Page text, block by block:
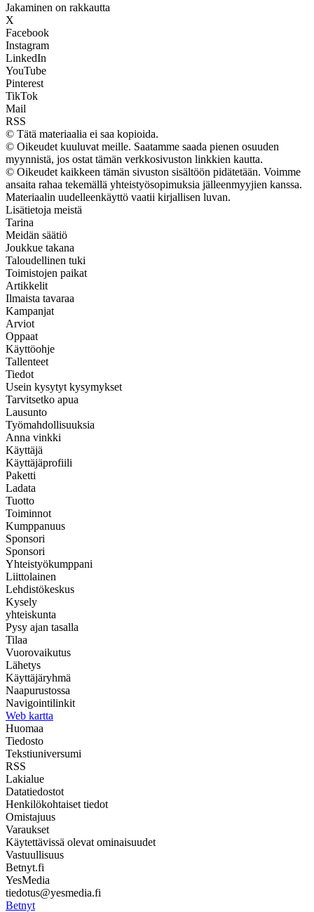
Jakaminen on rakkautta
X
Facebook
Instagram
LinkedIn
YouTube
Pinterest
TikTok
Mail
RSS
© Tätä materiaalia ei saa kopioida.
© Oikeudet kuuluvat meille. Saatamme saada pienen osuuden
myynnistä, jos ostat tämän verkkosivuston linkkien kautta.
© Oikeudet kaikkeen tämän sivuston sisältöön pidätetään. Voimme
ansaita rahaa tekemällä yhteistyösopimuksia jälleenmyyjien kanssa.
Materiaalin uudelleenkäyttö vaatii kirjallisen luvan.
Lisätietoja meistä
Tarina
Meidän säätiö
Joukkue takana
Taloudellinen tuki
Toimistojen paikat
Artikkelit
Ilmaista tavaraa
Kampanjat
Arviot
Oppaat
Käyttöohje
Tallenteet
Tiedot
Usein kysytyt kysymykset
Tarvitsetko apua
Lausunto
Työmahdollisuuksia
Anna vinkki
Käyttäjä
Käyttäjäprofiili
Paketti
Ladata
Tuotto
Toiminnot
Kumppanuus
Sponsori
Sponsori
Yhteistyökumppani
Liittolainen
Lehdistökeskus
Kysely
yhteiskunta
Pysy ajan tasalla
Tilaa
Vuorovaikutus
Lähetys
Käyttäjäryhmä
Naapurustossa
Navigointilinkit
Web kartta
Huomaa
Tiedosto
Tekstiuniversumi
RSS
Lakialue
Datatiedostot
Henkilökohtaiset tiedot
Omistajuus
Varaukset
Käytettävissä olevat ominaisuudet
Vastuullisuus
Betnyt.fi
YesMedia
tiedotus@yesmedia.fi
Betnyt